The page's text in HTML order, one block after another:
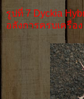
รูปที่ 7 Dyckia
อลังการครบเครื่อ